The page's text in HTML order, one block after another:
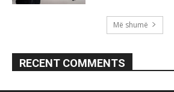
Më shumë
RECENT COMMENTS